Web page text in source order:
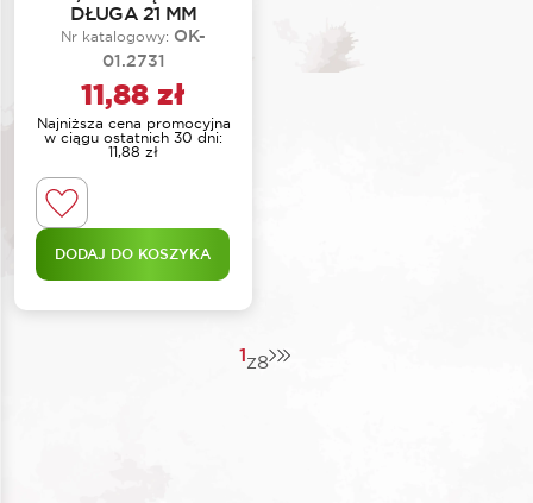
DŁUGA 21 MM
Nr katalogowy: OK-
01.2731
11,88 zł
Najniższa cena promocyjna
w ciągu ostatnich 30 dni:
11,88 zł
DODAJ DO KOSZYKA
1z8